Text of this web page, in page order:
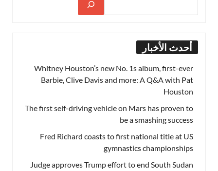
أحدث الأخبار
Whitney Houston’s new No. 1s album, first-ever
Barbie, Clive Davis and more: A Q&A with Pat
Houston
The first self-driving vehicle on Mars has proven to
be a smashing success
Fred Richard coasts to first national title at US
gymnastics championships
Judge approves Trump effort to end South Sudan